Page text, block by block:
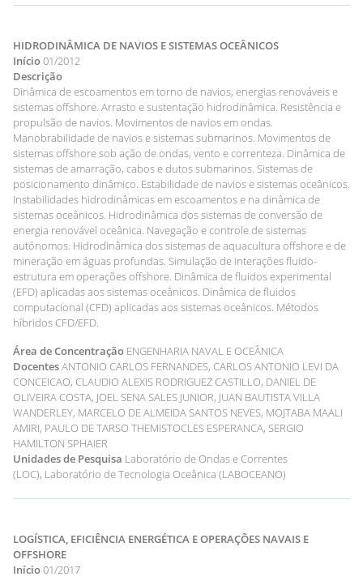
HIDRODINÂMICA DE NAVIOS E SISTEMAS OCEÂNICOS
Início01/2012
Descrição
Dinâmica de escoamentos em torno de navios, energias renováveis e
sistemas offshore. Arrasto e sustentação hidrodinâmica. Resistência e
propulsão de navios. Movimentos de navios em ondas.
Manobrabilidade de navios e sistemas submarinos. Movimentos de
sistemas offshore sob ação de ondas, vento e correnteza. Dinâmica de
sistemas de amarração, cabos e dutos submarinos. Sistemas de
posicionamento dinâmico. Estabilidade de navios e sistemas oceânicos.
Instabilidades hidrodinâmicas em escoamentos e na dinâmica de
sistemas oceânicos. Hidrodinâmica dos sistemas de conversão de
energia renovável oceânica. Navegação e controle de sistemas
autónomos. Hidrodinâmica dos sistemas de aquacultura offshore e de
mineração em águas profundas. Simulação de interações fluido-
estrutura em operações offshore. Dinâmica de fluidos experimental
(EFD) aplicadas aos sistemas oceânicos. Dinâmica de fluidos
computacional (CFD) aplicadas aos sistemas oceânicos. Métodos
híbridos CFD/EFD.
Área de Concentração ENGENHARIA NAVAL E OCEÂNICA
DocentesANTONIO CARLOS FERNANDES, CARLOS ANTONIO LEVI DA
CONCEICAO, CLAUDIO ALEXIS RODRIGUEZ CASTILLO, DANIEL DE
OLIVEIRA COSTA, JOEL SENA SALES JUNIOR, JUAN BAUTISTA VILLA
WANDERLEY, MARCELO DE ALMEIDA SANTOS NEVES, MOJTABA MAALI
AMIRI, PAULO DE TARSO THEMISTOCLES ESPERANCA, SERGIO
HAMILTON SPHAIER
Unidades de Pesquisa Laboratório de Ondas e Correntes
(LOC), Laboratório de Tecnologia Oceânica (LABOCEANO)
LOGÍSTICA, EFICIÊNCIA ENERGÉTICA E OPERAÇÕES NAVAIS E
OFFSHORE
Início01/2017